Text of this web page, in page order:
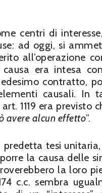
centri di
ad oggi, si
all’operazione
era intesa
contratto,
causali. In
1119 era previsto
avere alcun effetto”.
tesi
la causa delle
la loro
c.c. sembra